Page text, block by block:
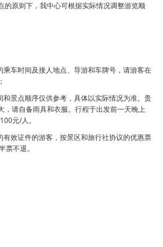
的原则下，我中心可根据实际情况调整游览顺
车时间及接人地点、导游和车牌号，请游客在
景点顺序仅供参考，具体以实际情况为准。贵
，请自备雨具和衣服。行程于出发前一天晚上
元/人。
效证件的游客，按景区和旅行社协议的优惠票
票不退。